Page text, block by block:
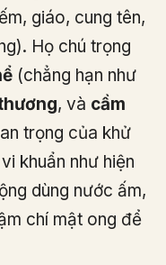
giáo, cung tên,
Họ chú trọng
(chẳng hạn như
, và cầm
trọng của khử
khuẩn như hiện
dùng nước ấm,
chí mật ong để